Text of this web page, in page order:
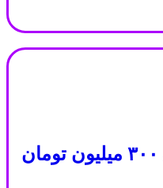
وام امتیاز طرح مهربانی ۳۰۰ میلیون تومان